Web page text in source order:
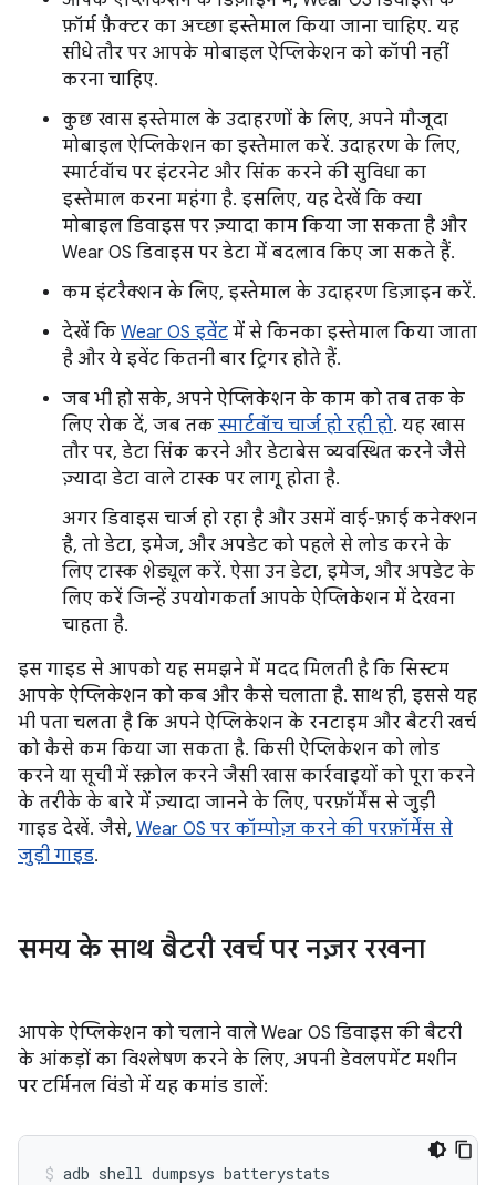
फ़ॉर्म फ़ैक्टर का अच्छा इस्तेमाल किया जाना चाहिए. यह
सीधे तौर पर आपके मोबाइल ऐप्लिकेशन को कॉपी नहीं
करना चाहिए.
कुछ खास इस्तेमाल के उदाहरणों के लिए, अपने मौजूदा
मोबाइल ऐप्लिकेशन का इस्तेमाल करें. उदाहरण के लिए,
स्मार्टवॉच पर इंटरनेट और सिंक करने की सुविधा का
इस्तेमाल करना महंगा है. इसलिए, यह देखें कि क्या
मोबाइल डिवाइस पर ज़्यादा काम किया जा सकता है और
Wear OS डिवाइस पर डेटा में बदलाव किए जा सकते हैं.
कम इंटरैक्शन के लिए, इस्तेमाल के उदाहरण डिज़ाइन करें.
देखें कि Wear OS इवेंट में से किनका इस्तेमाल किया जाता
है और ये इवेंट कितनी बार ट्रिगर होते हैं.
जब भी हो सके, अपने ऐप्लिकेशन के काम को तब तक के
लिए रोक दें, जब तक स्मार्टवॉच चार्ज हो रही हो. यह खास
तौर पर, डेटा सिंक करने और डेटाबेस व्यवस्थित करने जैसे
ज़्यादा डेटा वाले टास्क पर लागू होता है.
अगर डिवाइस चार्ज हो रहा है और उसमें वाई-फ़ाई कनेक्शन
है, तो डेटा, इमेज, और अपडेट को पहले से लोड करने के
लिए टास्क शेड्यूल करें. ऐसा उन डेटा, इमेज, और अपडेट के
लिए करें जिन्हें उपयोगकर्ता आपके ऐप्लिकेशन में देखना
चाहता है.
इस गाइड से आपको यह समझने में मदद मिलती है कि सिस्टम
आपके ऐप्लिकेशन को कब और कैसे चलाता है. साथ ही, इससे यह
भी पता चलता है कि अपने ऐप्लिकेशन के रनटाइम और बैटरी खर्च
को कैसे कम किया जा सकता है. किसी ऐप्लिकेशन को लोड
करने या सूची में स्क्रोल करने जैसी खास कार्रवाइयों को पूरा करने
के तरीके के बारे में ज़्यादा जानने के लिए, परफ़ॉर्मेंस से जुड़ी
गाइड देखें. जैसे, Wear OS पर कॉम्पोज़ करने की परफ़ॉर्मेंस से
जुड़ी गाइड.
समय के साथ बैटरी खर्च पर नज़र रखना
आपके ऐप्लिकेशन को चलाने वाले Wear OS डिवाइस की बैटरी
के आंकड़ों का विश्लेषण करने के लिए, अपनी डेवलपमेंट मशीन
पर टर्मिनल विंडो में यह कमांड डालें:
adb shell dumpsys